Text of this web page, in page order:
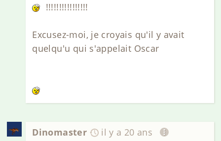
!!!!!!!!!!!!!!!!
Excusez-moi, je croyais qu'il y avait
quelqu'u qui s'appelait Oscar
Dinomaster il y a 20 ans